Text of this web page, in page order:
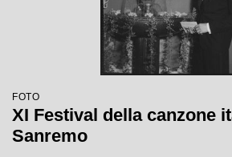
FOTO
XI Festival della canzone
Sanremo